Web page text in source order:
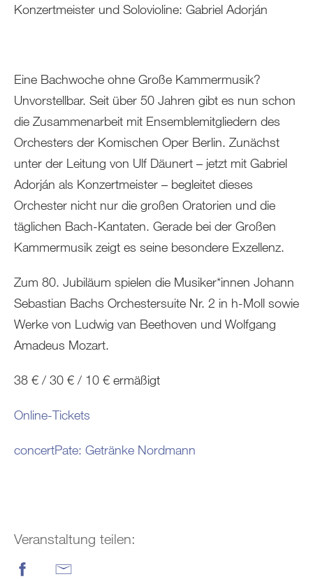
Konzertmeister und Solovioline: Gabriel Adorján
Eine Bachwoche ohne Große Kammermusik?
Unvorstellbar. Seit über 50 Jahren gibt es nun schon
die Zusammenarbeit mit Ensemblemitgliedern des
Orchesters der Komischen Oper Berlin. Zunächst
unter der Leitung von Ulf Däunert – jetzt mit Gabriel
Adorján als Konzertmeister – begleitet dieses
Orchester nicht nur die großen Oratorien und die
täglichen Bach-Kantaten. Gerade bei der Großen
Kammermusik zeigt es seine besondere Exzellenz.
Zum 80. Jubiläum spielen die Musiker*innen Johann
Sebastian Bachs Orchestersuite Nr. 2 in h-Moll sowie
Werke von Ludwig van Beethoven und Wolfgang
Amadeus Mozart.
38 € / 30 € / 10 € ermäßigt
Online-Tickets
concertPate: Getränke Nordmann
Veranstaltung teilen: